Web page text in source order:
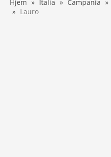
Hjem Italia Campania
Lauro